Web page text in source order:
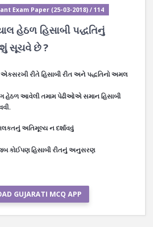
Exam Paper (25-03-2018) / 114
હેઠળ હિસાબી પદ્ધતિનું
સૂચવે છે ?
એકસરખી રીતે હિસાબી રીત અને પદ્ધતિનો અમલ
હેઠળ આવેલી તમામ પેઢીઓએ સમાન હિસાબી
અતિમૂલ્ય ન દર્શાવવું
કોઈપણ હિસાબી રીતનું અનુસરણ
GUJARATI MCQ APP